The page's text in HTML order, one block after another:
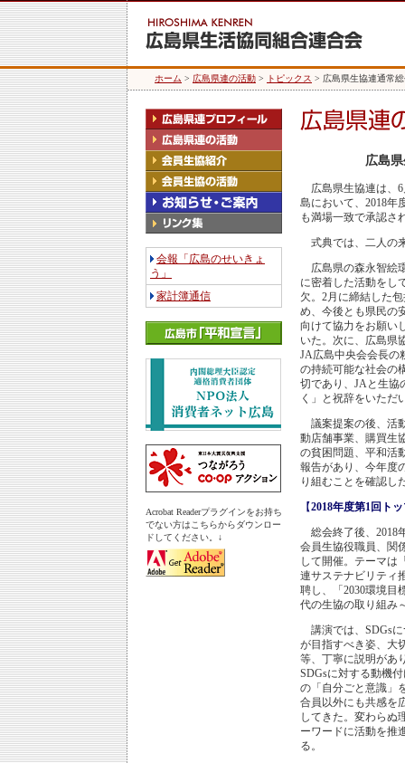
ホーム > 広島県連の活動 > トピックス > 広島県生協連通常
会報「広島のせいきょ
う」
家計簿通信
Acrobat Readerプラグインをお持ち
でない方はこちらからダウンロー
ドしてください。↓
広島
広島県生協連は、6
島において、2018年
も満場一致で承認さ
式典では、二人の
広島県の森永智絵
に密着した活動をし
欠。2月に締結した
め、今後とも県民の
向けて協力をお願い
いた。次に、広島県
JA広島中央会会長の
の持続可能な社会の
切であり、JAと生協
く」と祝辞をいただ
議案提案の後、活
動店舗事業、購買生
の貧困問題、平和活
報告があり、今年度
り組むことを確認し
【2018年度第1回ト
総会終了後、2018
会員生協役職員、関
して開催。テーマは
連サステナビリティ
聘し、「2030環境目
代の生協の取り組み
講演では、SDGs
が目指すべき姿、大
等、丁寧に説明があ
SDGsに対する動機
の「自分ごと意識」
合員以外にも共感を
してきた。変わらぬ
ーワードに活動を推
る。